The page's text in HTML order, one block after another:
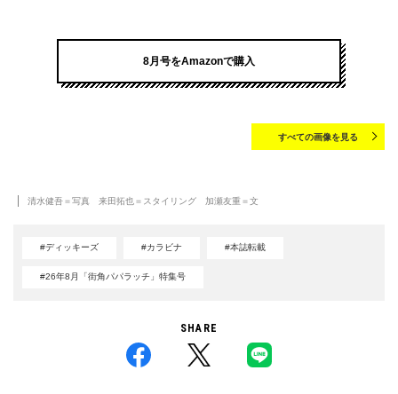
8月号をAmazonで購入
すべての画像を見る
清水健吾＝写真 来田拓也＝スタイリング 加瀬友重＝文
#ディッキーズ #カラビナ #本誌転載
#26年8月「街角パパラッチ」特集号
SHARE